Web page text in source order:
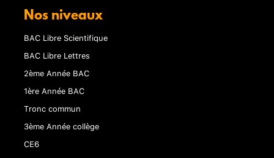
Nos niveaux
BAC Libre Scientifique
BAC Libre Lettres
2ème Année BAC
1ère Année BAC
Tronc commun
3ème Année collège
CE6